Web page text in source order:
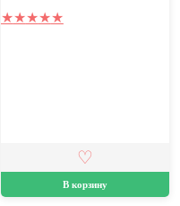
★★★★★
В корзину